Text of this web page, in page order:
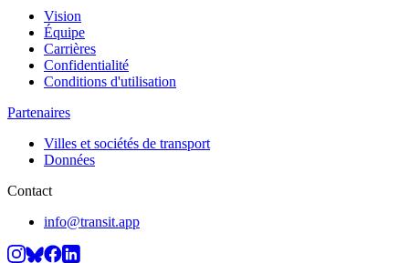
Vision
Équipe
Carrières
Confidentialité
Conditions d'utilisation
Partenaires
Villes et sociétés de transport
Données
Contact
info@transit.app